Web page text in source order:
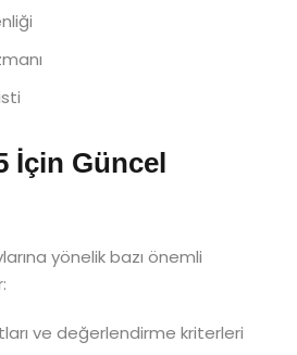
İçin Güncel
yönelik bazı önemli
ve değerlendirme kriterleri